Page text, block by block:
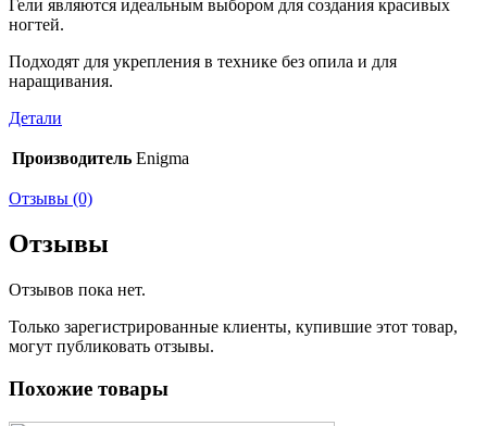
Гели являются идеальным выбором для создания красивых
ногтей.
Подходят для укрепления в технике без опила и для
наращивания.
Детали
Производитель Enigma
Отзывы (0)
Отзывы
Отзывов пока нет.
Только зарегистрированные клиенты, купившие этот товар,
могут публиковать отзывы.
Похожие товары